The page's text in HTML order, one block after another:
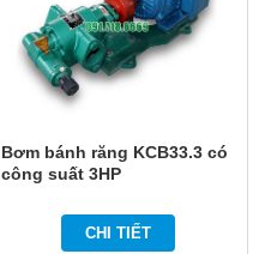
Bơm bánh răng KCB33.3 có
công suất 3HP
CHI TIẾT